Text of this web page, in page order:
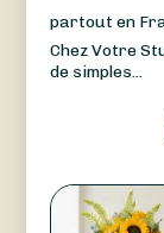
partout en
Chez Votre
de simples...